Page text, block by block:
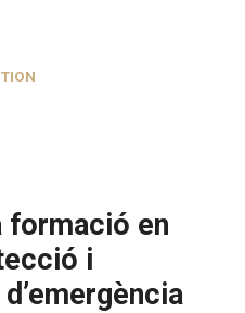
formació en
i